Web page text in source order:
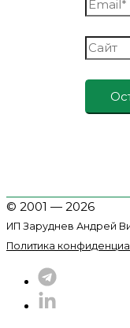
Сайт
© 2001 — 2026
ИП Заруднев Андрей
Политика